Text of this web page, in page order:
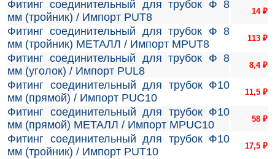
Фитинг соединительный для трубок Ф 8
мм (тройник) / Импорт PUT8
14 ₽
Фитинг соединительный для трубок Ф 8
мм (тройник) МЕТАЛЛ / Импорт MPUT8
113 ₽
Фитинг соединительный для трубок Ф 8
мм (уголок) / Импорт PUL8
8,4 ₽
Фитинг соединительный для трубок Ф10
мм (прямой) / Импорт PUC10
11,5 ₽
Фитинг соединительный для трубок Ф10
мм (прямой) МЕТАЛЛ / Импорт MPUC10
58 ₽
Фитинг соединительный для трубок Ф10
мм (тройник) / Импорт PUT10
17,5 ₽